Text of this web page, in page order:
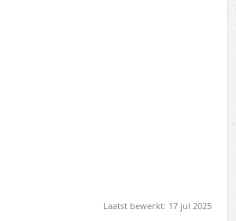
Laatst bewerkt: 17 jul 2025